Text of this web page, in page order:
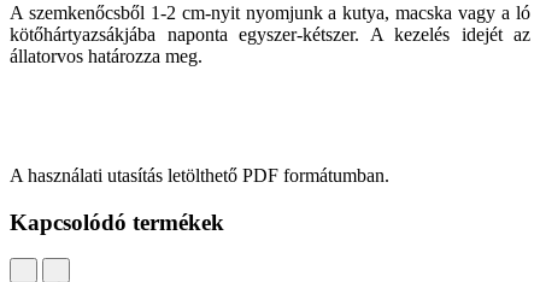
A szemkenőcsből 1-2 cm-nyit nyomjunk a kutya, macska vagy a ló
kötőhártyazsákjába naponta egyszer-kétszer. A kezelés idejét az
állatorvos határozza meg.
A használati utasítás letölthető PDF formátumban.
Kapcsolódó termékek